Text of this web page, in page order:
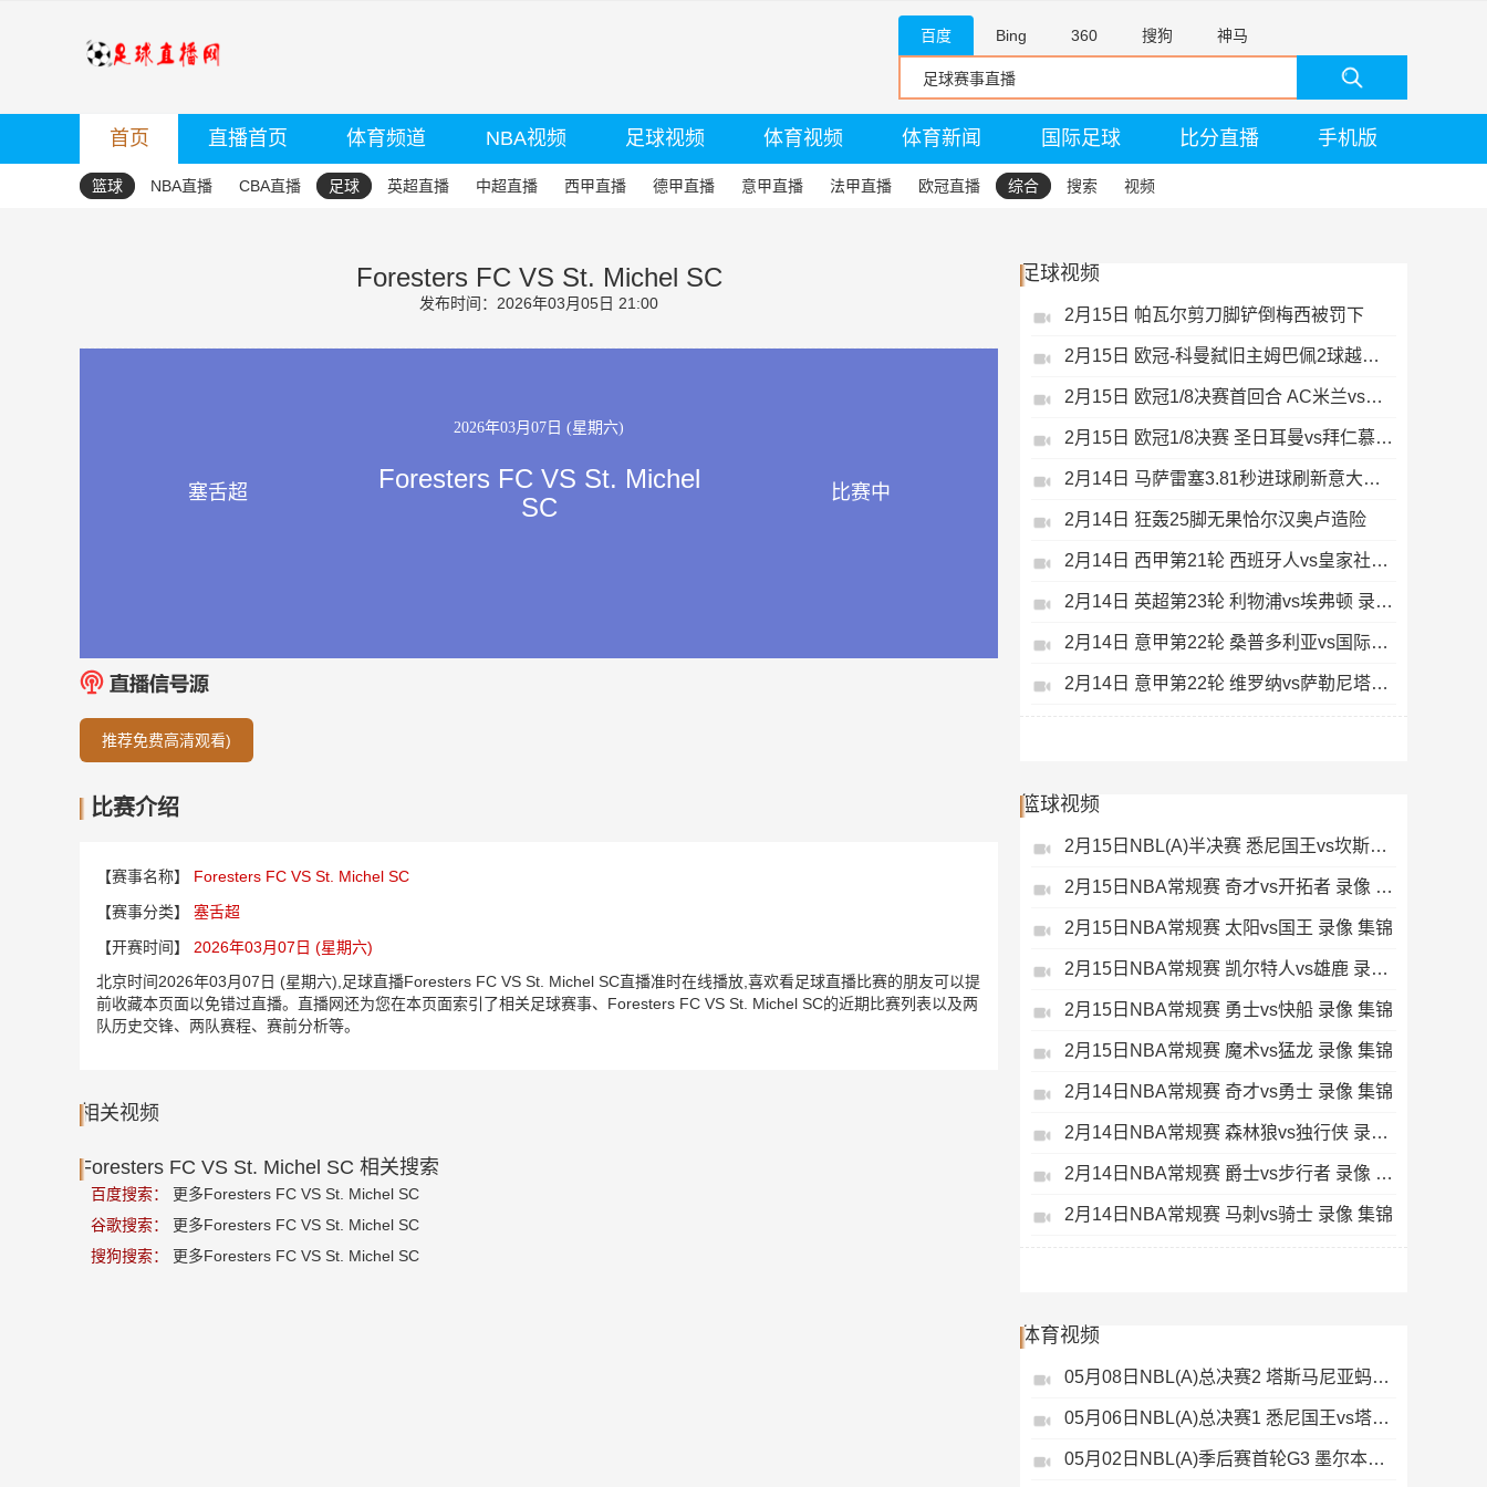
百度 Bing 360 搜狗 神马
首页 直播首页 体育频道 NBA视频 足球视频 体育视频 体育新闻 国际足球 比分直播 手机版
篮球 NBA直播 CBA直播 足球 英超直播 中超直播 西甲直播 德甲直播 意甲直播 法甲直播 欧冠直播 综合 搜索 视频
Foresters FC VS St. Michel SC
发布时间：2026年03月05日 21:00
2026年03月07日 (星期六)
塞舌超
Foresters FC VS St. Michel
SC
比赛中
推荐免费高清观看)
比赛介绍
【赛事名称】
Foresters FC VS St. Michel SC
【赛事分类】
塞舌超
【开赛时间】
2026年03月07日 (星期六)
北京时间2026年03月07日 (星期六),足球直播Foresters FC VS St. Michel SC直播准时在线播放,喜欢看足球直播比赛的朋友可以提
前收藏本页面以免错过直播。直播网还为您在本页面索引了相关足球赛事、Foresters FC VS St. Michel SC的近期比赛列表以及两
队历史交锋、两队赛程、赛前分析等。
相关视频
Foresters FC VS St. Michel SC 相关搜索
百度搜索：
更多Foresters FC VS St. Michel SC
谷歌搜索：
更多Foresters FC VS St. Michel SC
搜狗搜索：
更多Foresters FC VS St. Michel SC
足球视频
2月15日 帕瓦尔剪刀脚铲倒梅西被罚下
2月15日 欧冠-科曼弑旧主姆巴佩2球越位无效
2月15日 欧冠1/8决赛首回合 AC米兰vs热刺 录像 集锦
2月15日 欧冠1/8决赛 圣日耳曼vs拜仁慕尼黑 录像 集锦
2月14日 马萨雷塞3.81秒进球刷新意大利历史
2月14日 狂轰25脚无果恰尔汉奥卢造险
2月14日 西甲第21轮 西班牙人vs皇家社会 录像 集锦
2月14日 英超第23轮 利物浦vs埃弗顿 录像 集锦
2月14日 意甲第22轮 桑普多利亚vs国际米兰 录像 集锦
2月14日 意甲第22轮 维罗纳vs萨勒尼塔纳 录像 集锦
篮球视频
2月15日NBL(A)半决赛 悉尼国王vs坎斯大班 录像 集锦
2月15日NBA常规赛 奇才vs开拓者 录像 集锦
2月15日NBA常规赛 太阳vs国王 录像 集锦
2月15日NBA常规赛 凯尔特人vs雄鹿 录像 集锦
2月15日NBA常规赛 勇士vs快船 录像 集锦
2月15日NBA常规赛 魔术vs猛龙 录像 集锦
2月14日NBA常规赛 奇才vs勇士 录像 集锦
2月14日NBA常规赛 森林狼vs独行侠 录像 集锦
2月14日NBA常规赛 爵士vs步行者 录像 集锦
2月14日NBA常规赛 马刺vs骑士 录像 集锦
体育视频
05月08日NBL(A)总决赛2 塔斯马尼亚蚂蚁vs悉尼国王 录像
05月06日NBL(A)总决赛1 悉尼国王vs塔斯马尼亚蚂蚁 全场录像
05月02日NBL(A)季后赛首轮G3 墨尔本联 - 塔斯马尼亚蚂蚁 录像集锦